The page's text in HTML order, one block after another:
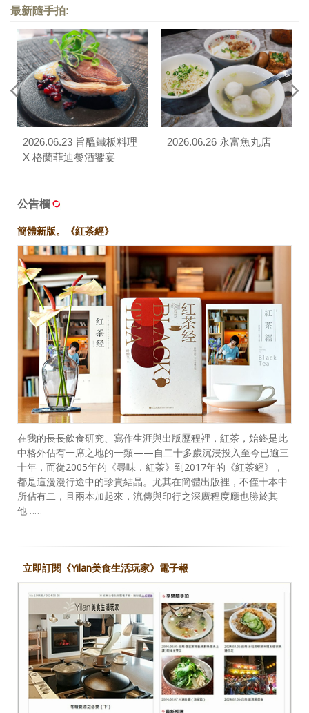
最新隨手拍:
2026.06.23 旨醞鐵板料理
X 格蘭菲迪餐酒饗宴
2026.06.26 永富魚丸店
公告欄
簡體新版。《紅茶經》
在我的長長飲食研究、寫作生涯與出版歷程裡，紅茶，始終是此
中格外佔有一席之地的一類——自二十多歲沉浸投入至今已逾三
十年，而從2005年的《尋味．紅茶》到2017年的《紅茶經》，
都是這漫漫行途中的珍貴結晶。尤其在簡體出版裡，不僅十本中
所佔有二，且兩本加起來，流傳與印行之深廣程度應也勝於其
他……
立即訂閱《Yilan美食生活玩家》電子報